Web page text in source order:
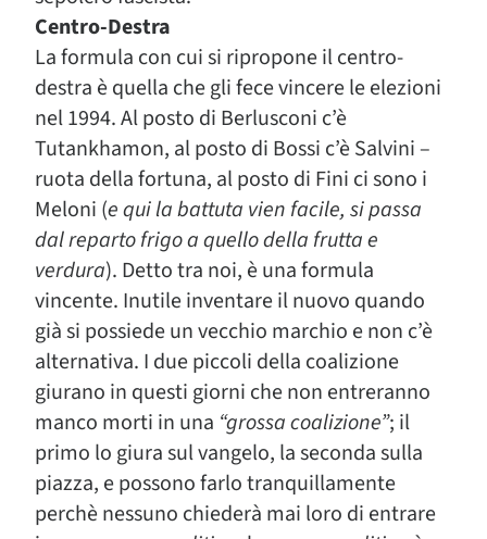
Centro-Destra
La formula con cui si ripropone il centro-
destra è quella che gli fece vincere le elezioni
nel 1994. Al posto di Berlusconi c’è
Tutankhamon, al posto di Bossi c’è Salvini –
ruota della fortuna, al posto di Fini ci sono i
Meloni (e qui la battuta vien facile, si passa
dal reparto frigo a quello della frutta e
verdura). Detto tra noi, è una formula
vincente. Inutile inventare il nuovo quando
già si possiede un vecchio marchio e non c’è
alternativa. I due piccoli della coalizione
giurano in questi giorni che non entreranno
manco morti in una “grossa coalizione”; il
primo lo giura sul vangelo, la seconda sulla
piazza, e possono farlo tranquillamente
perchè nessuno chiederà mai loro di entrare